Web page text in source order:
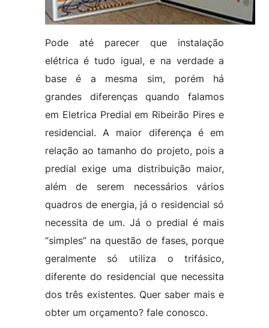
Pode até parecer que instalação
elétrica é tudo igual, e na verdade a
base é a mesma sim, porém há
grandes diferenças quando falamos
em Eletrica Predial em Ribeirão Pires e
residencial. A maior diferença é em
relação ao tamanho do projeto, pois a
predial exige uma distribuição maior,
além de serem necessários vários
quadros de energia, já o residencial só
necessita de um. Já o predial é mais
“simples” na questão de fases, porque
geralmente só utiliza o trifásico,
diferente do residencial que necessita
dos três existentes. Quer saber mais e
obter um orçamento? fale conosco.